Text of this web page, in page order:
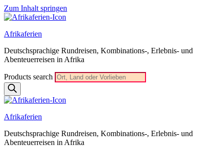
Zum Inhalt springen
Afrikaferien
Deutschsprachige Rundreisen, Kombinations-, Erlebnis- und
Abenteuerreisen in Afrika
Products search
Afrikaferien
Deutschsprachige Rundreisen, Kombinations-, Erlebnis- und
Abenteuerreisen in Afrika